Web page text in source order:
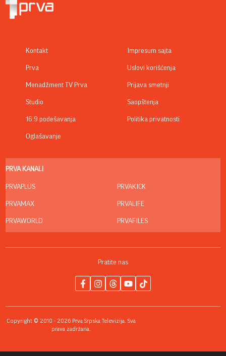
Kontakt
Prva
Menadžment TV Prva
Studio
16:9 podešavanja
Oglašavanje
Impresum sajta
Uslovi korišćenja
Prijava smetnji
Saopštenja
Politika privatnosti
PRVA KANALI
PRVAPLUS
PRVAMAX
PRVAWORLD
PRVAKICK
PRVALIFE
PRVAFILES
Pratite nas
Copyright © 2010 - 2026 Prva Srpska Televizija. Sva
prava zadržana.